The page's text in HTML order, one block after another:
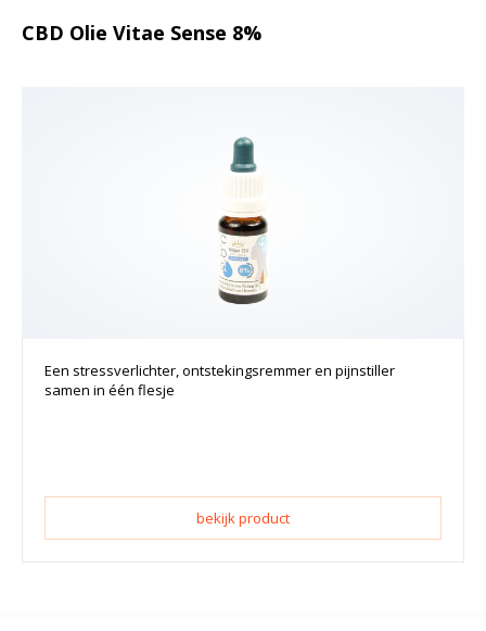
CBD Olie Vitae Sense 8%
Een stressverlichter, ontstekingsremmer en pijnstiller
samen in één flesje
bekijk product